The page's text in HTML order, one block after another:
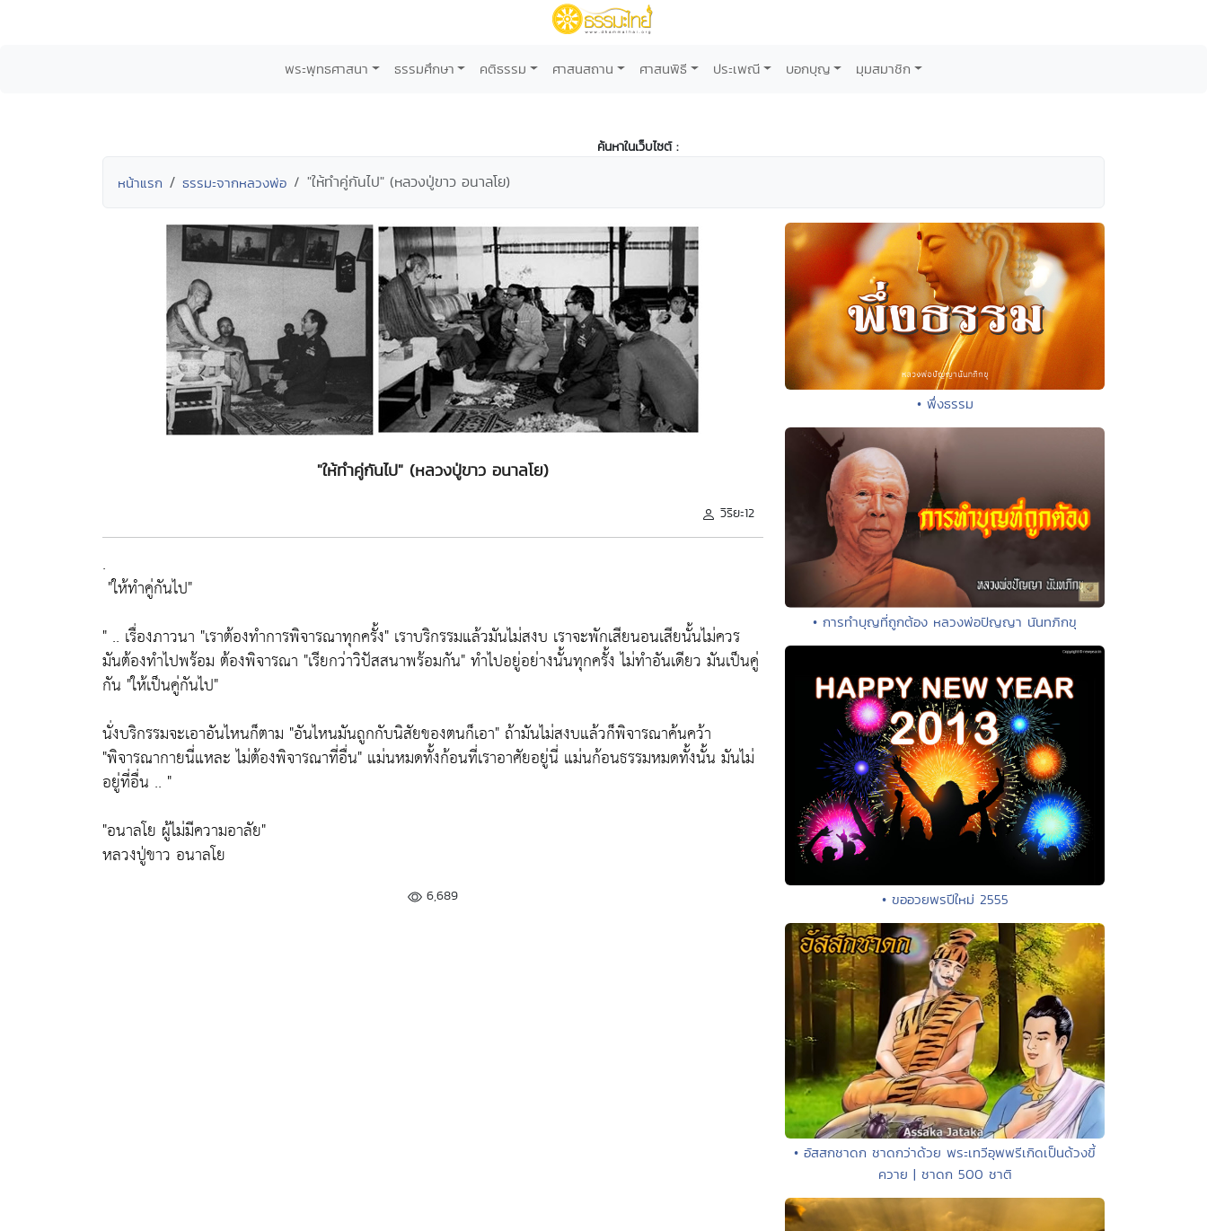
พระพุทธศาสนา ธรรมศึกษา คติธรรม ศาสนสถาน ศาสนพิธี ประเพณี บอกบุญ มุมสมาชิก
ค้นหาในเว็บไซต์ :
หน้าแรก ธรรมะจากหลวงพ่อ "ให้ทำคู่กันไป" (หลวงปู่ขาว อนาลโย)
"ให้ทำคู่กันไป" (หลวงปู่ขาว อนาลโย)
วิริยะ12
.
"ให้ทำคู่กันไป"
" .. เรื่องภาวนา "เราต้องทำการพิจารณาทุกครั้ง" เราบริกรรมแล้วมันไม่สงบ เราจะพักเสียนอนเสียนั้นไม่ควร
มันต้องทำไปพร้อม ต้องพิจารณา "เรียกว่าวิปัสสนาพร้อมกัน"ทำไปอยู่อย่างนั้นทุกครั้ง ไม่ทำอันเดียว มันเป็นคู่
กัน "ให้เป็นคู่กันไป"
นั่งบริกรรมจะเอาอันไหนก็ตาม "อันไหนมันถูกกับนิสัยของตนก็เอา"ถ้ามันไม่สงบแล้วก็พิจารณาค้นคว้า
"พิจารณากายนี่แหละ ไม่ต้องพิจารณาที่อื่น" แม่นหมดทั้งก้อนที่เราอาศัยอยู่นี่ แม่นก้อนธรรมหมดทั้งนั้น มันไม่
อยู่ที่อื่น .. "
"อนาลโย ผู้ไม่มีความอาลัย"
หลวงปู่ขาว อนาลโย
6,689
• พึ่งธรรม
• การทำบุญที่ถูกต้อง หลวงพ่อปัญญา นันทภิกขุ
• ขออวยพรปีใหม่ 2555
• อัสสกชาดก ชาดกว่าด้วย พระเทวีอุพพรีเกิดเป็นด้วงขี้
ควาย | ชาดก 500 ชาติ